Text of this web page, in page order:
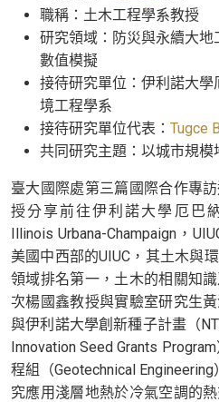
職稱：土木工程學系教授
研究領域：防災與永續大
數值模擬
接待研究單位：伊利諾大學
境工程學系
接待研究單位代表： Tugce
共同研究主題：以城市規
臺大國際處第三篇國際合作專
授分享前往伊利諾大學厄巴
Illinois Urbana-Champaign ，
美國中西部的UIUC ，其土木與
領域排名第一，土木的相關知
次楊國鑫教授與實驗室研究生
與伊利諾大學創新種子計畫（
Innovation Seed Grants Program
程組（Geotechnical Engineering
究應用淺層地熱於冷氣空調的